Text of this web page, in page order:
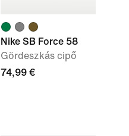
Nike SB Force 58
Gördeszkás cipő
74,99 €